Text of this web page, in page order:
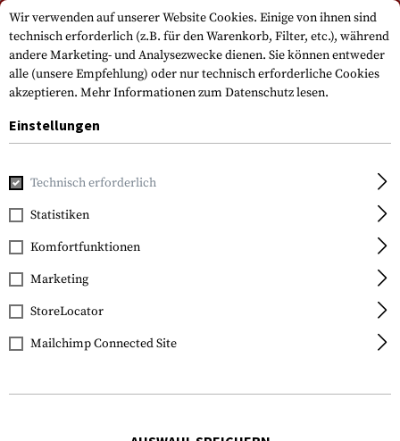
Bitte beachten Sie, dass die Lieferzeiten auf Grund eines Feiertags am
15.08.2026 abweichen können
ServiceBereich
Antrieb. Wenn Sie noch Fragen haben oder uns etwas
mitteilen möchten, sind wir für jedes Feedback
Wir verwenden auf unserer Website Cookies. Einige von ihnen sind
technisch erforderlich (z.B. für den Warenkorb, Filter, etc.), während
andere Marketing- und Analysezwecke dienen. Sie können entweder
alle (unsere Empfehlung) oder nur technisch erforderliche Cookies
akzeptieren. Mehr Informationen zum Datenschutz lesen.
Einstellungen
Technisch erforderlich
Statistiken
Komfortfunktionen
Marketing
StoreLocator
Mailchimp Connected Site